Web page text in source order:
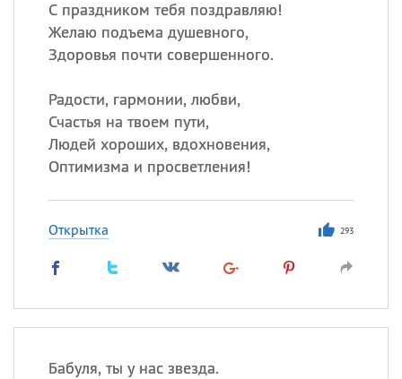
С праздником тебя поздравляю!
Желаю подъема душевного,
Здоровья почти совершенного.
Радости, гармонии, любви,
Счастья на твоем пути,
Людей хороших, вдохновения,
Оптимизма и просветления!
Открытка 293
Бабуля, ты у нас звезда.